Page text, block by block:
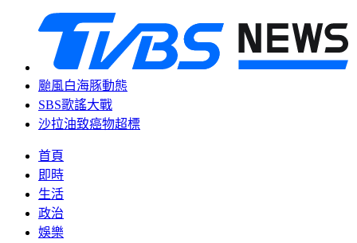
颱風白海豚動態
SBS歌謠大戰
沙拉油致癌物超標
首頁
即時
生活
政治
娛樂